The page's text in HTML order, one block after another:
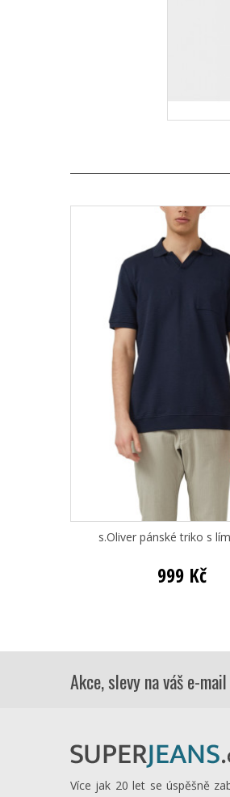
s.Oliver pánské triko s
999 Kč
Akce, slevy na váš e-mail
Více jak 20 let se úspěšně